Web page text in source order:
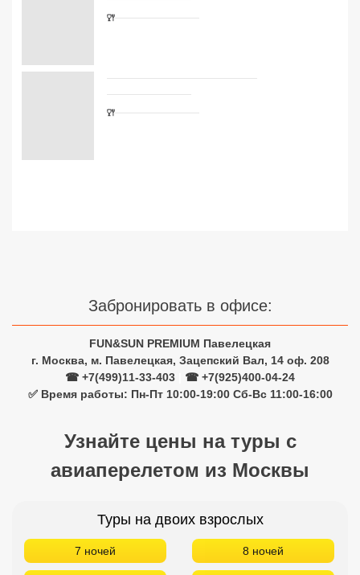
Забронировать в офисе:
FUN&SUN PREMIUM Павелецкая
г. Москва, м. Павелецкая, Зацепский Вал, 14 оф. 208
☎ +7(499)11-33-403
☎ +7(925)400-04-24
✅ Время работы: Пн-Пт 10:00-19:00 Сб-Вс 11:00-16:00
Узнайте цены на туры с
авиаперелетом из Москвы
Туры на двоих взрослых
7 ночей 8 ночей
Сетевые отели Турции
Сетевые отели ОАЭ
Сетевые отели Таиланда
Сетевые отели Шри Ланки
Сетевые отели Сейшел
Сетевые отели Маврикия